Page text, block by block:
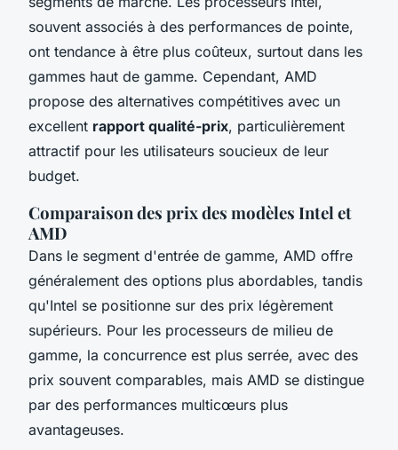
souvent associés à des performances de pointe,
ont tendance à être plus coûteux, surtout dans les
gammes haut de gamme. Cependant, AMD
propose des alternatives compétitives avec un
excellent rapport qualité-prix, particulièrement
attractif pour les utilisateurs soucieux de leur
budget.
Comparaison des prix des modèles Intel et
AMD
Dans le segment d'entrée de gamme, AMD offre
généralement des options plus abordables, tandis
qu'Intel se positionne sur des prix légèrement
supérieurs. Pour les processeurs de milieu de
gamme, la concurrence est plus serrée, avec des
prix souvent comparables, mais AMD se distingue
par des performances multicœurs plus
avantageuses.